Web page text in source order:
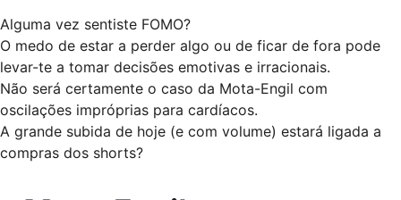
Alguma vez sentiste FOMO?
O medo de estar a perder algo ou de ficar de fora pode
levar-te a tomar decisões emotivas e irracionais.
Não será certamente o caso da Mota-Engil com
oscilações impróprias para cardíacos.
A grande subida de hoje (e com volume) estará ligada a
compras dos shorts?